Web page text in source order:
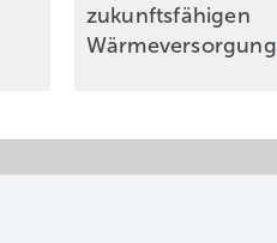
zukunftsfähigen
Wärmeversorgung